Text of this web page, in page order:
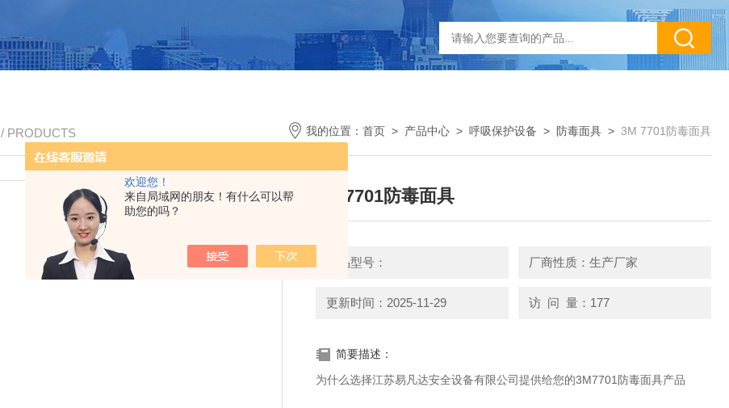
欢迎您！
来自局域网的朋友！有什么可以帮
助您的吗？
/ PRODUCTS 我的位置： 首页 > 产品中心 > 呼吸保护设备 > 防毒面具 > 3M 7701防毒面具
3M 7701防毒面具
产品型号： 厂商性质：生产厂家
更新时间：2025-11-29 访 问 量：177
简要描述：
为什么选择江苏易凡达安全设备有限公司提供给您的3M7701防毒面具产品